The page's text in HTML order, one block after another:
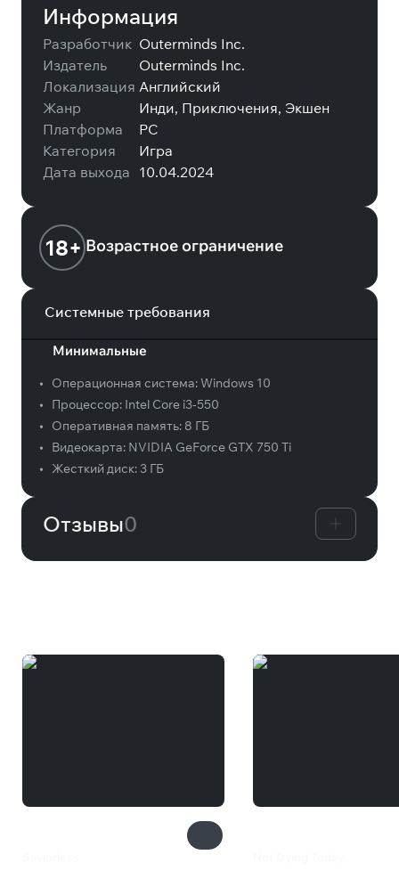
Информация
Разработчик Outerminds Inc.
Издатель
Outerminds Inc.
Локализация Английский
Жанр
Инди, Приключения, Экшен
Платформа
PC
Категория
Игра
Дата выхода 10.04.2024
18+ Возрастное ограничение
Системные требования
Минимальные
• Операционная система:Windows 10
•
Процессор: Intel Core i3-550
•
Оперативная память: 8 ГБ
•
Видеокарта: NVIDIA GeForce GTX 750 Ti
•
Жесткий диск: 3 ГБ
Отзывы0